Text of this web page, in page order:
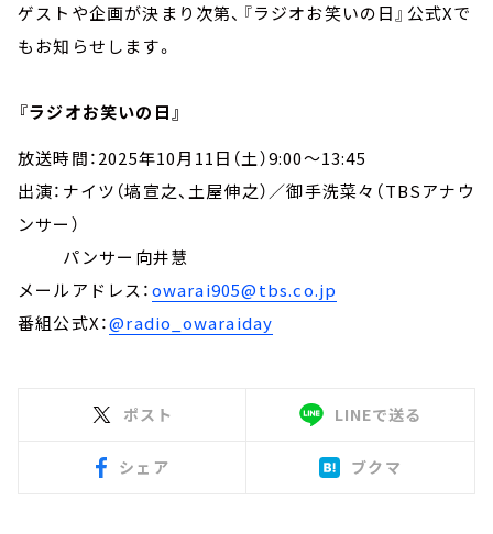
ゲストや企画が決まり次第、『ラジオお笑いの日』公式Xで
もお知らせします。
『ラジオお笑いの日』
放送時間：2025年10月11日（土）9:00～13:45
出演：ナイツ（塙宣之、土屋伸之）／御手洗菜々（TBSアナウ
ンサー）
パンサー向井慧
メールアドレス：owarai905@tbs.co.jp
番組公式X：@radio_owaraiday
ポスト LINEで送る
シェア ブクマ